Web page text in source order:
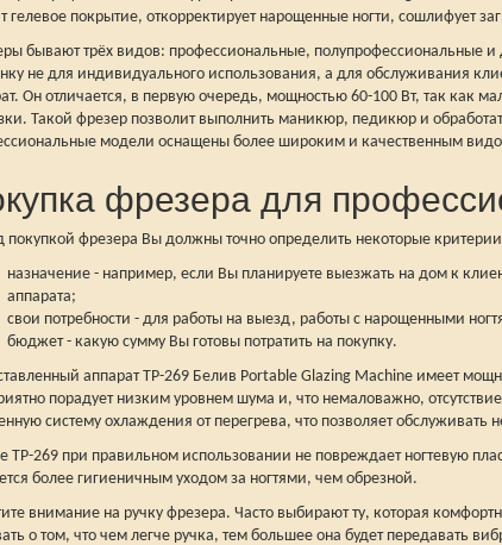
гелевое покрытие, откорректирует нарощенные ногти, сошлифует
бывают трёх видов: профессиональные, полупрофессиональные
не для индивидуального использования, а для обслуживания
Он отличается, в первую очередь, мощностью 60-100 Вт, так как
Такой фрезер позволит выполнить маникюр, педикюр и
модели оснащены более широким и качественным
фрезера для
покупкой фрезера Вы должны точно определить некоторые
назначение - например, если Вы планируете выезжать на дом к
аппарата;
свои потребности - для работы на выезд, работы с нарощенными
бюджет - какую сумму Вы готовы потратить на покупку.
аппарат TP-269 Белив Portable Glazing Machine имеет
порадует низким уровнем шума и, что немаловажно,
систему охлаждения от перегрева, что позволяет обслуживать
TP-269 при правильном использовании не повреждает ногтевую
более гигиеничным уходом за ногтями, чем обрезной.
внимание на ручку фрезера. Часто выбирают ту, которая
о том, что чем легче ручка, тем большее она будет передавать